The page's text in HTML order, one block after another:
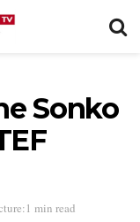
Sonko
min read